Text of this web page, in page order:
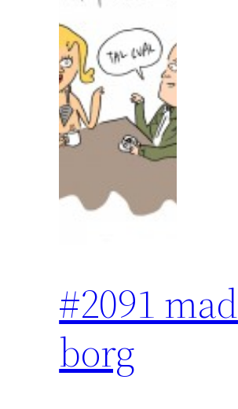
#2091 mad
borg